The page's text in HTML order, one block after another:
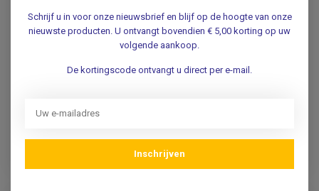
TRANSONIC
Voordeelverpakking
1000ml. - 10x1000ml
28,95
23,93
PARKER
Aquasonic Ultrasone
dopplergel 60ml
2,69
Schrijf u in voor onze nieuwsbrief en blijf op de hoogte van onze
nieuwste producten. U ontvangt bovendien € 5,00 korting op uw
volgende aankoop.
De kortingscode ontvangt u direct per e-mail.
Inschrijven